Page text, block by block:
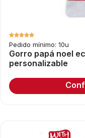
Pedido mínimo: 10u
Gorro papá noel
personalizable